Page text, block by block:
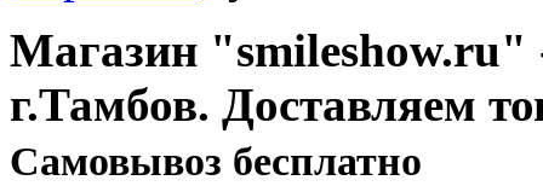
Магазин "smileshow.ru"
г.Тамбов. Доставляем
Cамовывоз бесплатно